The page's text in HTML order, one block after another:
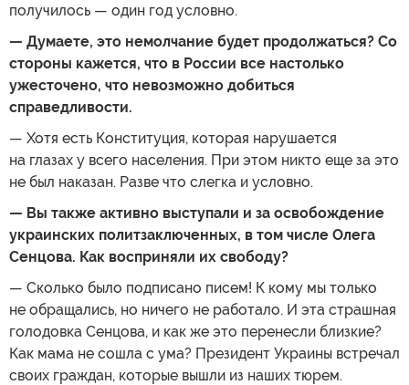
получилось — один год условно.
— Думаете, это немолчание будет продолжаться? Со
стороны кажется, что в России все настолько
ужесточено, что невозможно добиться
справедливости.
— Хотя есть Конституция, которая нарушается
на глазах у всего населения. При этом никто еще за это
не был наказан. Разве что слегка и условно.
— Вы также активно выступали и за освобождение
украинских политзаключенных, в том числе Олега
Сенцова. Как восприняли их свободу?
— Сколько было подписано писем! К кому мы только
не обращались, но ничего не работало. И эта страшная
голодовка Сенцова, и как же это перенесли близкие?
Как мама не сошла с ума? Президент Украины встречал
своих граждан, которые вышли из наших тюрем.